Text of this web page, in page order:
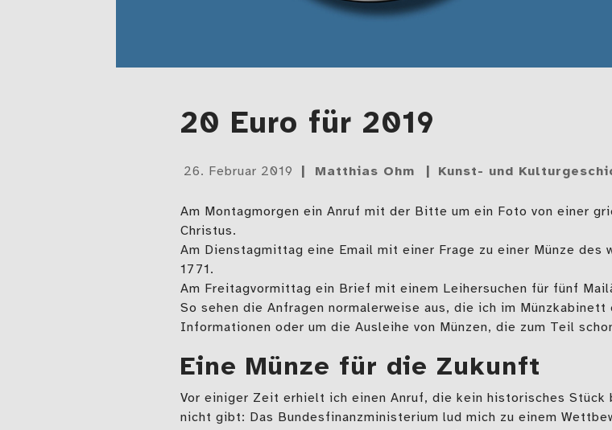
20 Euro für 2019
Gepostet
26. Februar 2019 Matthias Ohm Kunst- und
Am Montagmorgen ein Anruf mit der Bitte um ein Foto von einer
Christus.
Am Dienstagmittag eine Email mit einer Frage zu einer Münze des
1771.
Am Freitagvormittag ein Brief mit einem Leihersuchen für fünf
So sehen die Anfragen normalerweise aus, die ich im
Informationen oder um die Ausleihe von Münzen, die zum Teil
Eine Münze für die Zukunft
Vor einiger Zeit erhielt ich einen Anruf, die kein historisches Stück
nicht gibt: Das Bundesfinanzministerium lud mich zu einem